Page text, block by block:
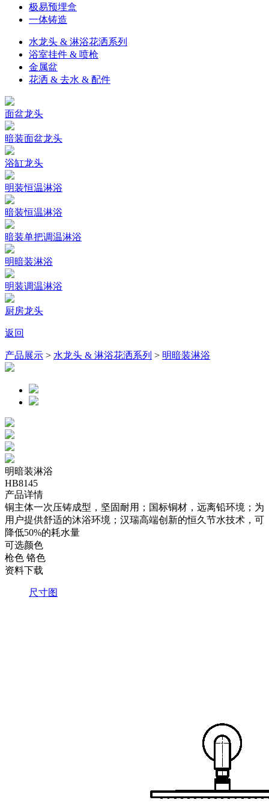
极易预埋盒
一体铸造
水龙头 & 淋浴花洒系列
浴室挂件 & 喷枪
金属盆
花洒 & 去水 & 配件
面盆龙头
暗装面盆龙头
浴缸龙头
明装恒温淋浴
暗装恒温淋浴
暗装单把调温淋浴
明暗装淋浴
明装调温淋浴
厨房龙头
返回
产品展示 > 水龙头 & 淋浴花洒系列 > 明暗装淋浴
明暗装淋浴
HB8145
产品详情
铜主体一次压铸成型，坚固耐用；国标铜材，远离铅环境；为
用户提供舒适的沐浴环境；汉瑞高端创新的恒久节水技术，可
降低50%的耗水量
可选颜色
枪色 铬色
资料下载
尺寸图